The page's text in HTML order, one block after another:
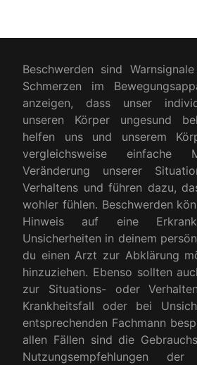
Beschwerden sind
Schmerzen im
anzeigen, dass unser
unseren Körper ungesund
helfen uns und unserem
vergleichsweise einfache
Veränderung unserer
Verhaltens und führen dazu,
wohler fühlen. Beschwerden
Hinweis auf eine
Unsicherheiten in deinem
du einen Arzt zur Abklärung
hinzuziehen. Ebenso sollten
zur Situations- oder
Krankheitsfall oder bei
entsprechenden Fachmann
allen Fällen sind die
Nutzungsempfehlungen